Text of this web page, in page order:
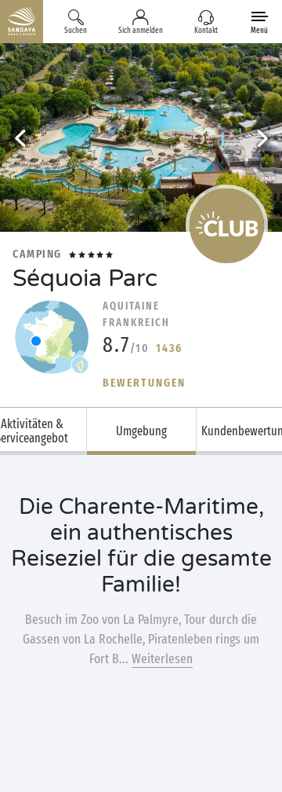
Suchen Sich anmelden Kontakt Menü
CAMPING
Séquoia Parc
AQUITAINE
FRANKREICH
8.7/10 1436
BEWERTUNGEN
Aktivitäten &
Umgebung
Die Charente-Maritime,
ein authentisches
Reiseziel für die gesamte
Familie!
Besuch im Zoo von La Palmyre, Tour durch die
Gassen von La Rochelle, Piratenleben rings um
Fort B... Weiterlesen